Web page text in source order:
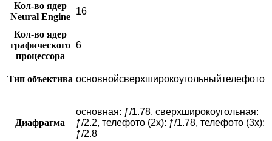
Кол-во ядер
Neural Engine
16
Кол-во ядер
графического
процессора
6
Тип объектива основнойсверхширокоугольныйтелефото
Диафрагма
основная: ƒ/1.78, сверхшироко­угольная:
ƒ/2.2, телефото (2x): ƒ/1.78, телефото (3x):
ƒ/2.8